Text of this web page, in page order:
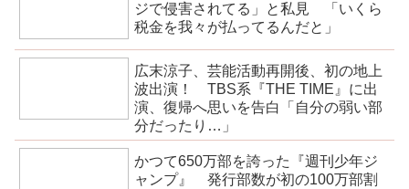
ジで侵害されてる」と私見 「いくら
税金を我々が払ってるんだと」
広末涼子、芸能活動再開後、初の地上
波出演！ TBS系『THE TIME』に出
演、復帰へ思いを告白「自分の弱い部
分だったり…」
かつて650万部を誇った『週刊少年ジ
ャンプ』 発行部数が初の100万部割